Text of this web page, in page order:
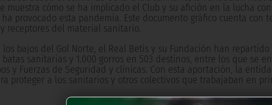
muestra cómo se ha implicado el Club y su afición en la lucha
provocado esta pandemia. Este documento gráfico cuenta con
receptores del material sanitario.
bajos del Gol Norte, el Real Betis y su Fundación han repartido
batas sanitarias y 1.000 gorros en 503 destinos, entre los que se
y Fuerzas de Seguridad y clínicas. Con esta aportación, la
proteger a los sanitarios y otros colectivos que trabajaban en